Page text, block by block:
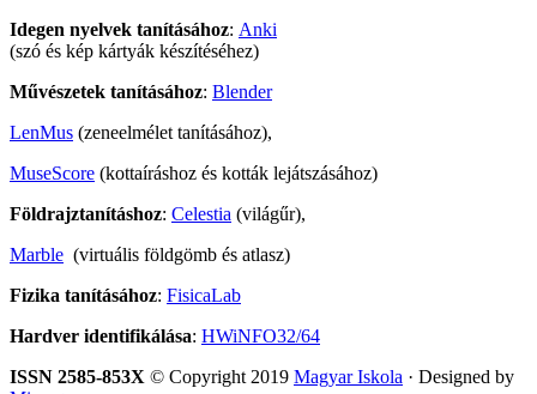
Idegen nyelvek tanításához: Anki
(szó és kép kártyák készítéséhez)
Művészetek tanításához: Blender
LenMus (zeneelmélet tanításához),
MuseScore (kottaíráshoz és kották lejátszásához)
Földrajztanításhoz: Celestia (világűr),
Marble (virtuális földgömb és atlasz)
Fizika tanításához: FisicaLab
Hardver identifikálása: HWiNFO32/64
ISSN 2585-853X © Copyright 2019 Magyar Iskola · Designed by